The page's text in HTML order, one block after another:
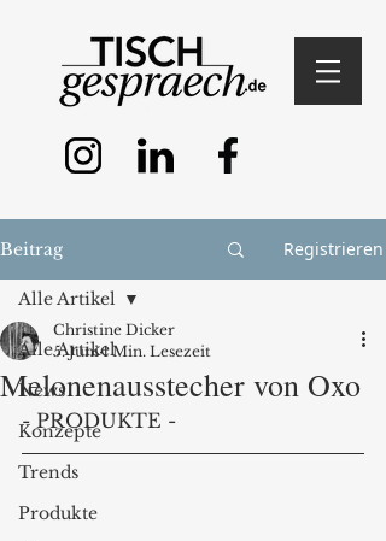
Beitrag Registrieren
Alle Artikel
News
Konzepte
Trends
Produkte
Alle Artikel
Melonenausstecher von Oxo
Christine Dicker
5. Juni 1 Min. Lesezeit
- PRODUKTE -